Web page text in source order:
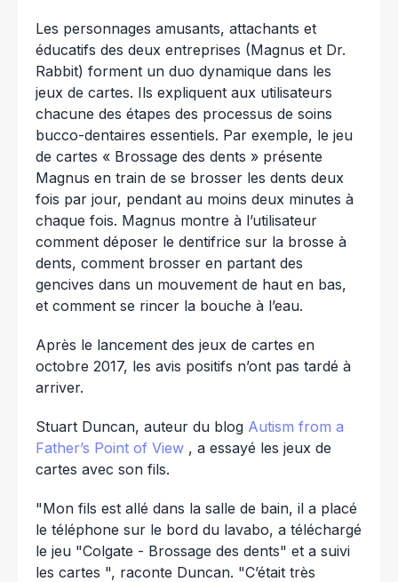
Les personnages amusants, attachants et
éducatifs des deux entreprises (Magnus et Dr.
Rabbit) forment un duo dynamique dans les
jeux de cartes. Ils expliquent aux utilisateurs
chacune des étapes des processus de soins
bucco-dentaires essentiels. Par exemple, le jeu
de cartes « Brossage des dents » présente
Magnus en train de se brosser les dents deux
fois par jour, pendant au moins deux minutes à
chaque fois. Magnus montre à l’utilisateur
comment déposer le dentifrice sur la brosse à
dents, comment brosser en partant des
gencives dans un mouvement de haut en bas,
et comment se rincer la bouche à l’eau.
Après le lancement des jeux de cartes en
octobre 2017, les avis positifs n’ont pas tardé à
arriver.
Stuart Duncan, auteur du blog Autism from a
Father’s Point of View , a essayé les jeux de
cartes avec son fils.
"Mon fils est allé dans la salle de bain, il a placé
le téléphone sur le bord du lavabo, a téléchargé
le jeu "Colgate - Brossage des dents" et a suivi
les cartes ", raconte Duncan. "C’était très